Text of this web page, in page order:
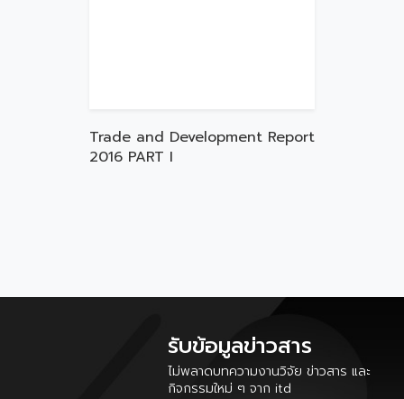
Trade and Development Report
2016 PART I
รับข้อมูลข่าวสาร
ไม่พลาดบทความงานวิจัย ข่าวสาร และ
กิจกรรมใหม่ ๆ จาก itd